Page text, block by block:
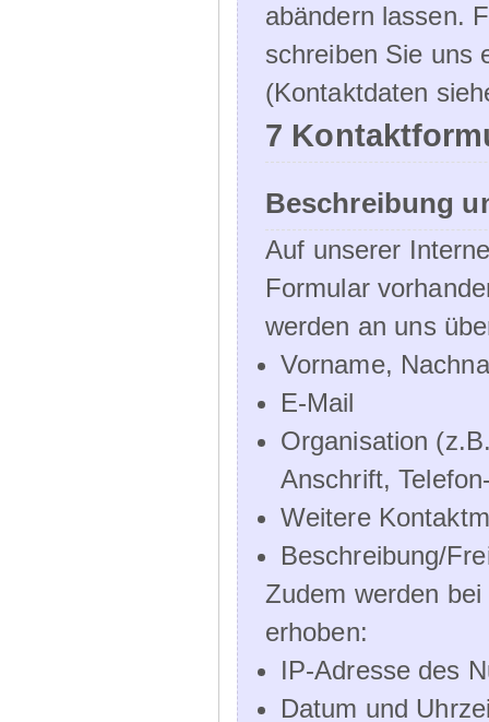
abändern lassen.
schreiben Sie uns
(Kontaktdaten
7
Beschreibung
Auf unserer
Formular
werden an uns
Vorname,
E-Mail
Organisation
Anschrift,
Weitere
Beschreibung/
Zudem werden
erhoben:
IP-Adresse des
Datum und